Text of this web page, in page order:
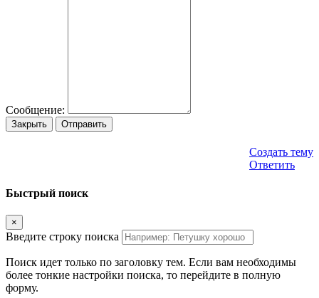
Сообщение:
Закрыть Отправить
Создать тему
Ответить
Быстрый поиск
×
Введите строку поиска
Поиск идет только по заголовку тем. Если вам необходимы
более тонкие настройки поиска, то перейдите в полную
форму.